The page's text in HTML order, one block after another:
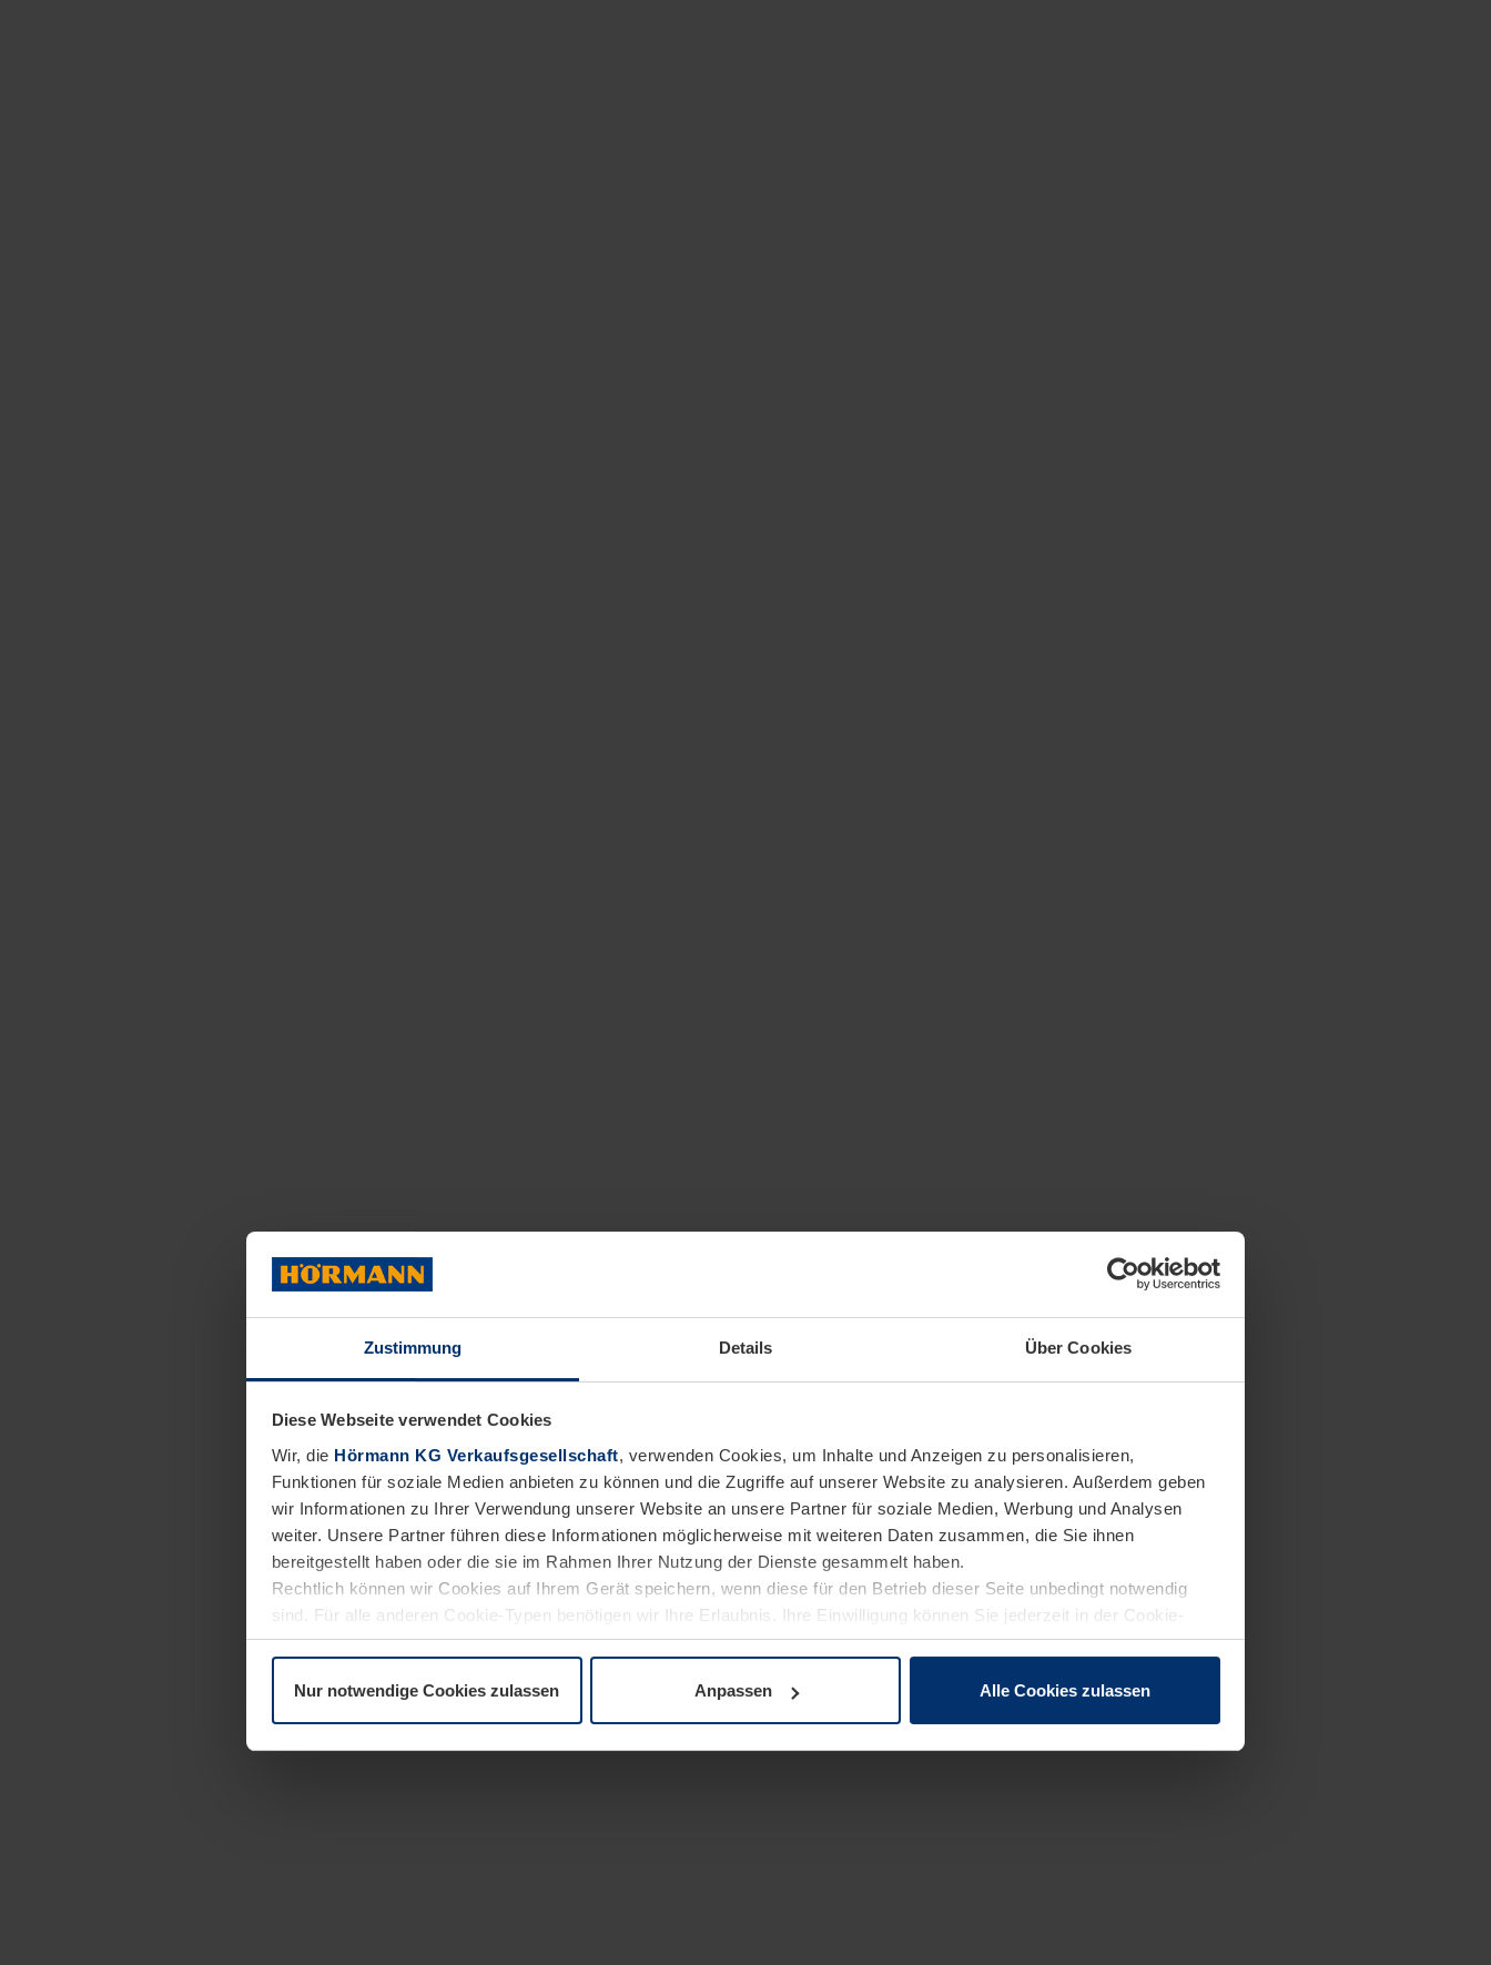
Zustimmung Details Über Cookies
Diese Webseite verwendet Cookies
Wir, die Hörmann KG Verkaufsgesellschaft, verwenden Cookies, um Inhalte und Anzeigen zu personalisieren,
Funktionen für soziale Medien anbieten zu können und die Zugriffe auf unserer Website zu analysieren. Außerdem geben
wir Informationen zu Ihrer Verwendung unserer Website an unsere Partner für soziale Medien, Werbung und Analysen
weiter. Unsere Partner führen diese Informationen möglicherweise mit weiteren Daten zusammen, die Sie ihnen
bereitgestellt haben oder die sie im Rahmen Ihrer Nutzung der Dienste gesammelt haben.
Rechtlich können wir Cookies auf Ihrem Gerät speichern, wenn diese für den Betrieb dieser Seite unbedingt notwendig
sind. Für alle anderen Cookie-Typen benötigen wir Ihre Erlaubnis. Ihre Einwilligung können Sie jederzeit in der Cookie-
Erläuterung auf der SeiteDatenschutzerklärungunserer Website ändern oder widerrufen.
Nur notwendige Cookies zulassen Anpassen Alle Cookies zulassen